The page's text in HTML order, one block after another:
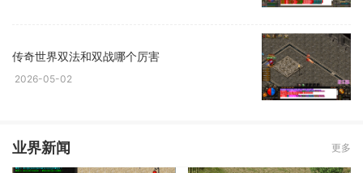
传奇世界双法和双战哪个厉害
2026-05-02
业界新闻 更多